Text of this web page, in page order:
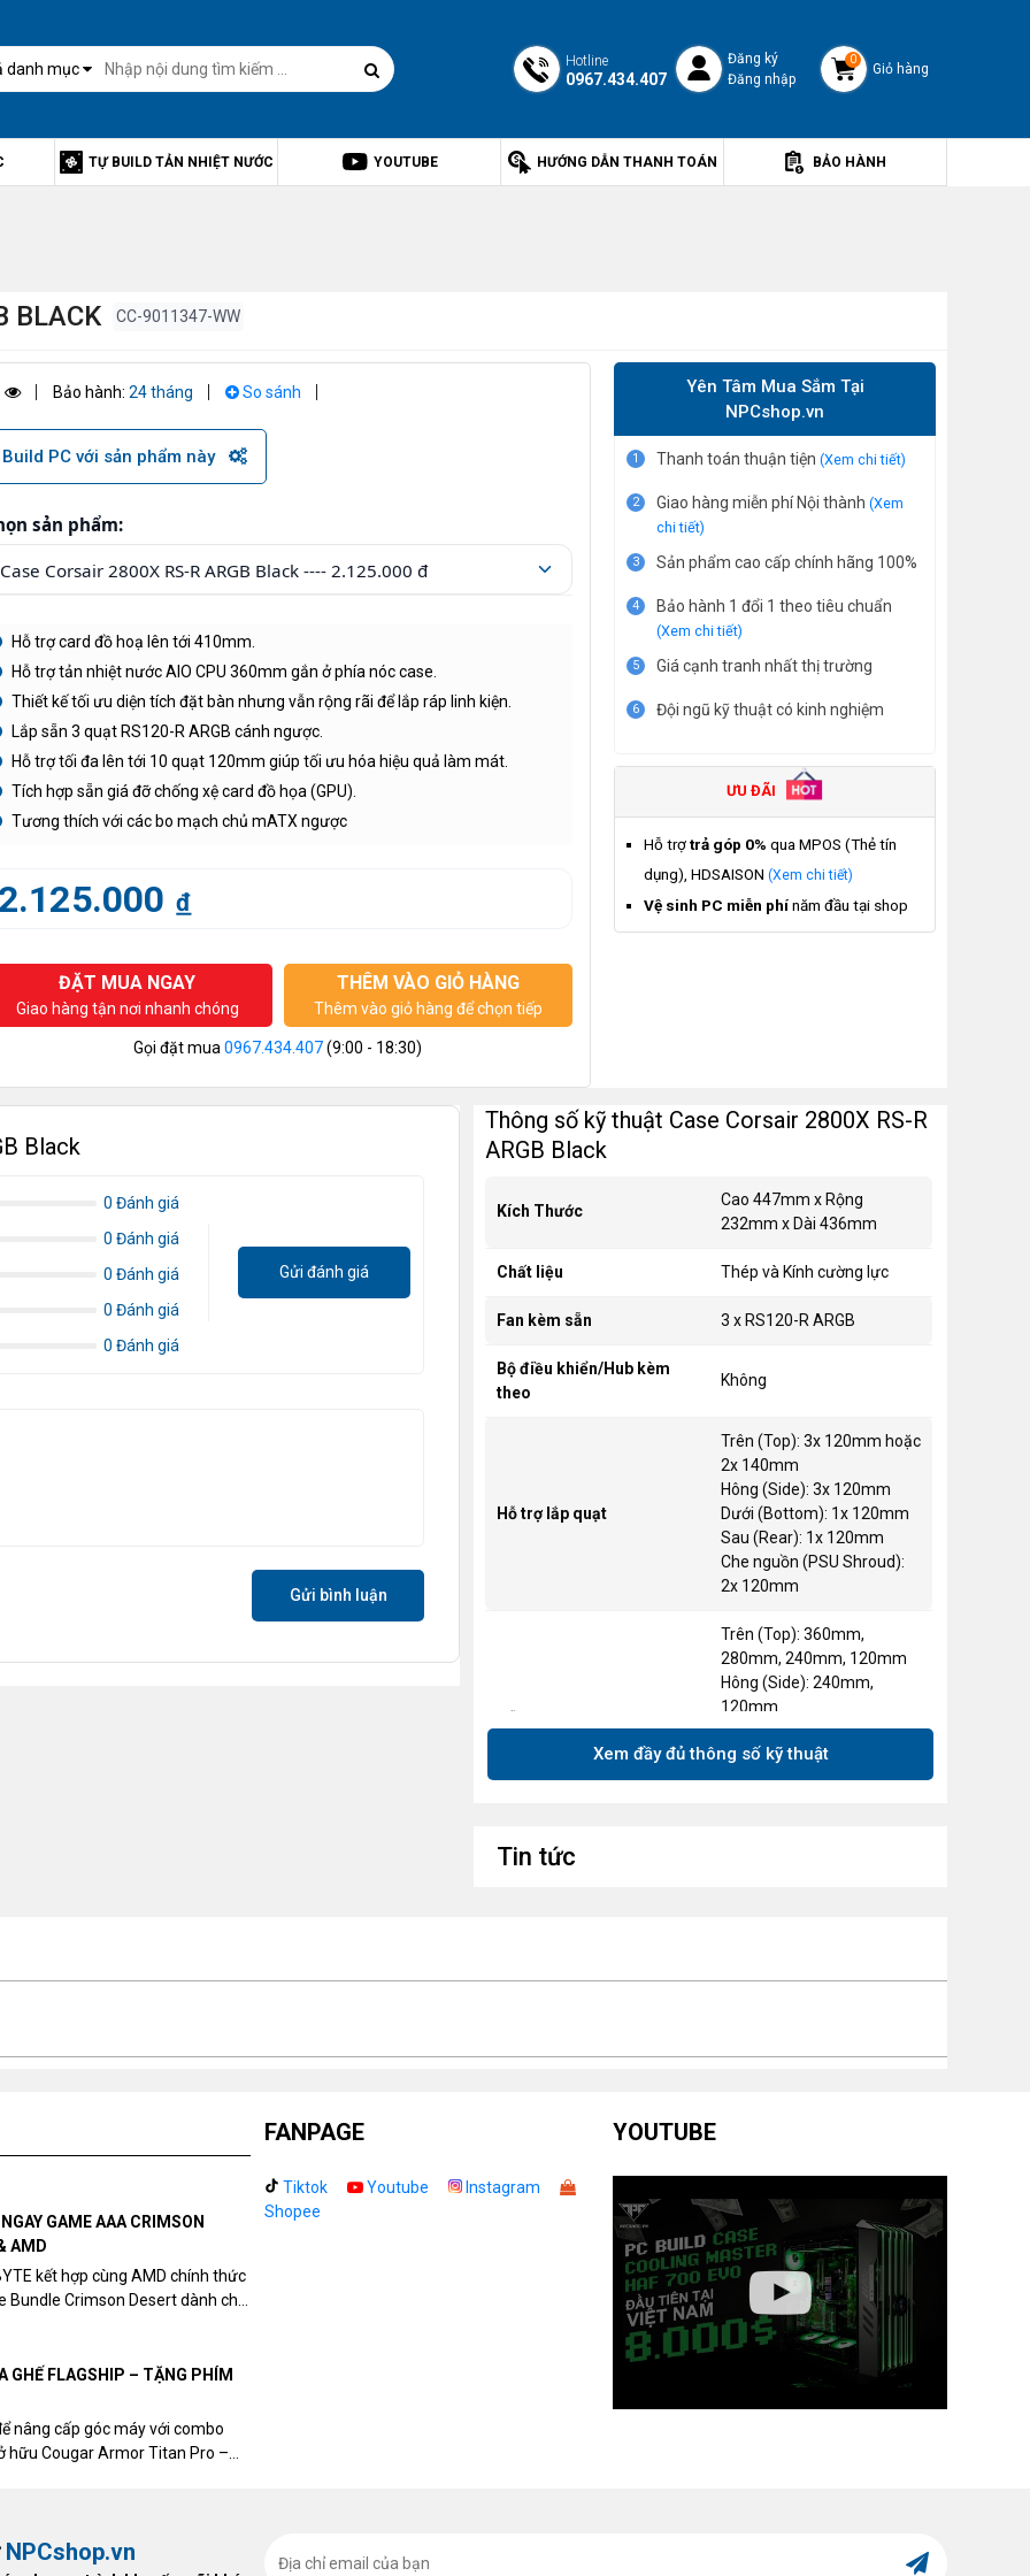
danh mục Hotline
0967.434.407
Đăng ký
Đăng nhập
0
Giỏ hàng
TỰ BUILD TẢN NHIỆT NƯỚC YOUTUBE HƯỚNG DẪN THANH TOÁN BẢO HÀNH
BLACK CC-9011347-WW
Bảo hành: 24 tháng So sánh
Build PC với sản phẩm này
sản phẩm:
Hỗ trợ card đồ hoạ lên tới 410mm.
Hỗ trợ tản nhiệt nước AIO CPU 360mm gắn ở phía nóc case.
Thiết kế tối ưu diện tích đặt bàn nhưng vẫn rộng rãi để lắp ráp linh kiện.
Lắp sẵn 3 quạt RS120-R ARGB cánh ngược.
Hỗ trợ tối đa lên tới 10 quạt 120mm giúp tối ưu hóa hiệu quả làm mát.
Tích hợp sẵn giá đỡ chống xệ card đồ họa (GPU).
Tương thích với các bo mạch chủ mATX ngược
đ
ĐẶT MUA NGAY
Giao hàng tận nơi nhanh chóng
THÊM VÀO GIỎ HÀNG
Thêm vào giỏ hàng để chọn tiếp
Gọi đặt mua 0967.434.407(9:00 - 18:30)
Yên Tâm Mua Sắm Tại
NPCshop.vn
1 Thanh toán thuận tiện (Xem chi tiết)
2 Giao hàng miễn phí Nội thành (Xem
chi tiết)
3 Sản phẩm cao cấp chính hãng 100%
4 Bảo hành 1 đổi 1 theo tiêu chuẩn
(Xem chi tiết)
5 Giá cạnh tranh nhất thị trường
6 Đội ngũ kỹ thuật có kinh nghiệm
ƯU ĐÃI
Hỗ trợtrả góp 0% qua MPOS (Thẻ tín
dụng), HDSAISON (Xem chi tiết)
Vệ sinh PC miễn phínăm đầu tại shop
Black
0 Đánh giá
0 Đánh giá
0 Đánh giá
0 Đánh giá
0 Đánh giá
Gửi đánh giá
Gửi bình luận
Thông số kỹ thuật Case Corsair 2800X RS-R
ARGB Black
Kích Thước
Cao 447mm x Rộng
232mm x Dài 436mm
Chất liệu Thép và Kính cường lực
Fan kèm sẵn 3 x RS120-R ARGB
Bộ điều khiển/Hub kèm
theo
Không
Hỗ trợ lắp quạt
Trên (Top): 3x 120mm hoặc
2x 140mm
Hông (Side): 3x 120mm
Dưới (Bottom): 1x 120mm
Sau (Rear): 1x 120mm
Che nguồn (PSU Shroud):
2x 120mm
Trên (Top): 360mm,
280mm, 240mm, 120mm
Hông (Side): 240mm,
120mm
Sau (Rear): 120mm
(Mặt đáy và bọc nguồn
không hỗ trợ tản nhiệt
Khe mở rộng
Hỗ trợ Motherboard
Hỗ trợ gắn ổ cứng
Không gian lắp đặt linh
(GPU): Tối đa 410mm (Có
sẵn thanh chống xệ GPU
tích hợp).
Chiều cao tản nhiệt khí CPU:
Tối đa 170mm
Chiều dài nguồn (PSU): Tối
đa 200mm (Hỗ trợ chuẩn
ATX thông thường và cả
dòng nguồn cáp hông
Xem đầy đủ thông số kỹ thuật
Tin tức
GAME AAA CRIMSON
AMD
kết hợp cùng AMD chính thức
Crimson Desert dành cho
GHẾ FLAGSHIP – TẶNG PHÍM
nâng cấp góc máy với combo
hữu Cougar Armor Titan Pro –
FANPAGE
Tiktok Youtube
Instagram
Shopee
YOUTUBE
NPCshop.vn